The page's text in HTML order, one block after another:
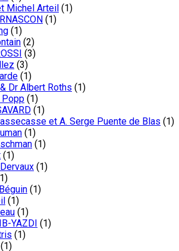
Michel Arteil (1)
(1)
(1)
(2)
(3)
(3)
(1)
Dr Albert Roths (1)
Popp (1)
(1)
et A. Serge Puente de Blas (1)
(1)
(1)
(1)
(1)
(1)
(1)
(1)
YAZDI (1)
(1)
(1)